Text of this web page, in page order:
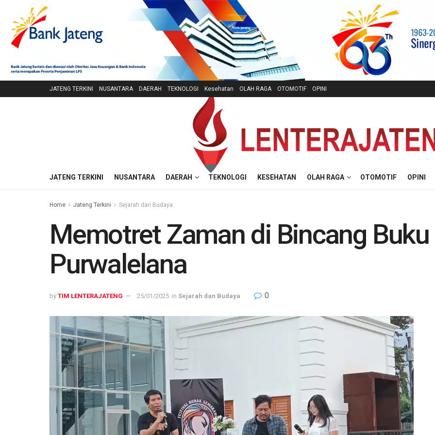
JATENG TERKINI NUSANTARA DAERAH TEKNOLOGI Kesehatan OLAH RAGA OTOMOTIF OPINI
JATENG TERKINI NUSANTARA DAERAH TEKNOLOGI KESEHATAN OLAH RAGA OTOMOTIF OPINI
Home Jateng Terkini Sejarah dan Budaya
Memotret Zaman di Bincang Buku
Purwalelana
by TIM LENTERAJATENG 25/01/2025 in Sejarah dan Budaya 0